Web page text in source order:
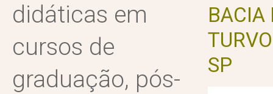
didáticas em
cursos de
graduação, pós-
BACIA
SP